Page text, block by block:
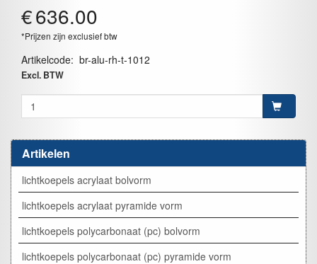
Artikelen
lichtkoepels acrylaat bolvorm
lichtkoepels acrylaat pyramide vorm
lichtkoepels polycarbonaat (pc) bolvorm
lichtkoepels polycarbonaat (pc) pyramide vorm
€636.00
*Prijzen zijn exclusief btw
Artikelcode: br-alu-rh-t-1012
Excl. BTW